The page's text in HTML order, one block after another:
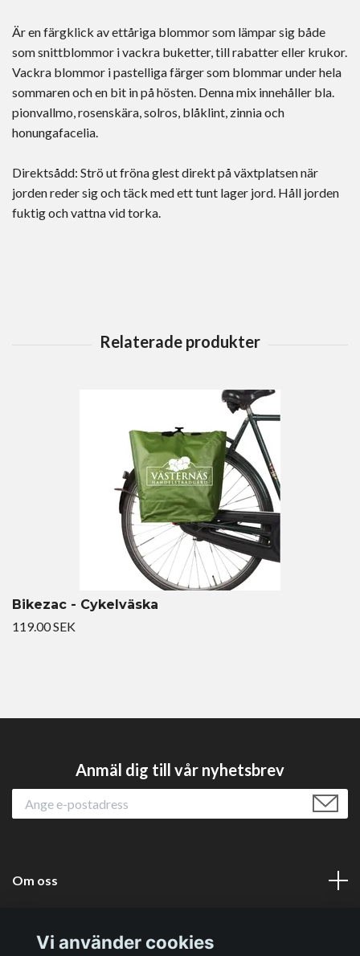
Är en färgklick av ettåriga blommor som lämpar sig både
som snittblommor i vackra buketter, till rabatter eller krukor.
Vackra blommor i pastelliga färger som blommar under hela
sommaren och en bit in på hösten. Denna mix innehåller bla.
pionvallmo, rosenskära, solros, blåklint, zinnia och
honungafacelia.
Direktsådd: Strö ut fröna glest direkt på växtplatsen när
jorden reder sig och täck med ett tunt lager jord. Håll jorden
fuktig och vattna vid torka.
Bikezac - Cykelväska
119.00 SEK
Anmäl dig till vår nyhetsbrev
Om oss
Vi använder cookies